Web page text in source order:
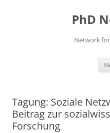
PhD
Network
Tagung: Soziale
Beitrag zur
Forschung